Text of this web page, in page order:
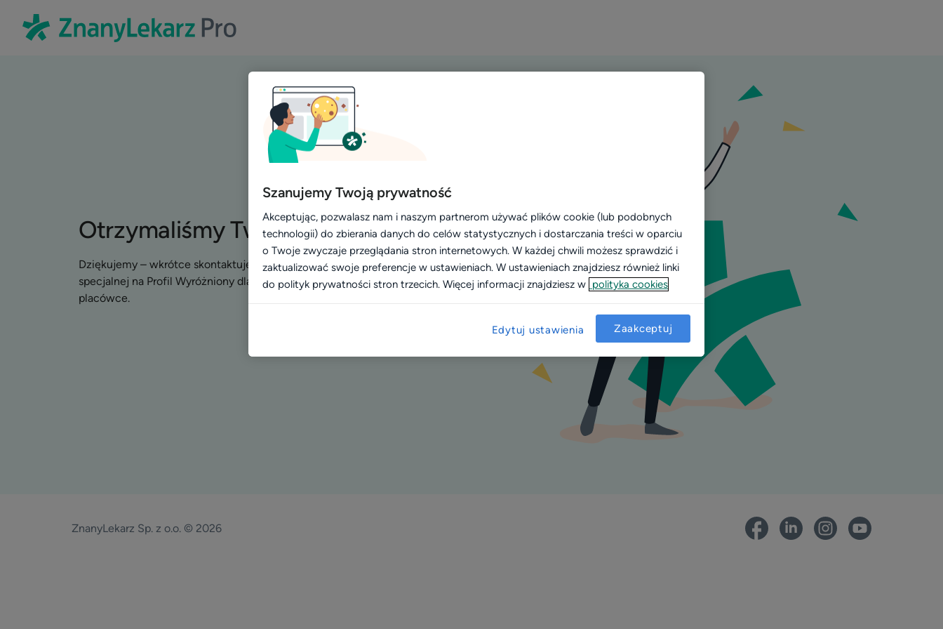
Otrzymaliśmy Twoje zgłoszenie!
Dziękujemy – wkrótce skontaktujemy się, aby porozmawiać o ofercie
specjalnej na Profil Wyróżniony dla lekarzy i specjalistów w Twojej
placówce.
ZnanyLekarz Sp. z o.o. © 2026
Szanujemy Twoją prywatność
Akceptując, pozwalasz nam i naszym partnerom używać plików cookie (lub podobnych
technologii) do zbierania danych do celów statystycznych i dostarczania treści w oparciu
o Twoje zwyczaje przeglądania stron internetowych. W każdej chwili możesz sprawdzić i
zaktualizować swoje preferencje w ustawieniach. W ustawieniach znajdziesz również linki
do polityk prywatności stron trzecich. Więcej informacji znajdziesz w polityka cookies
Edytuj ustawienia Zaakceptuj